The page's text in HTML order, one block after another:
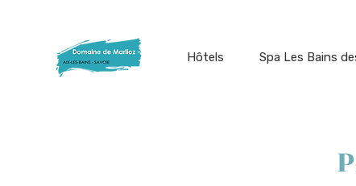
Hôtels Spa Les Bains